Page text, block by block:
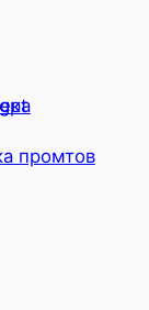
промтов